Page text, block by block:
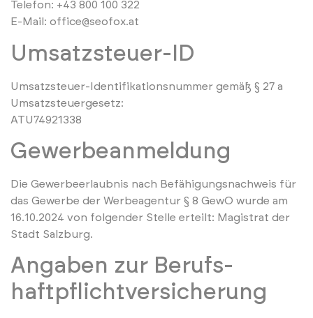
Telefon: +43 800 100 322
E-Mail: office@seofox.at
Umsatzsteuer-ID
Umsatzsteuer-Identifikationsnummer gemäß § 27 a
Umsatzsteuergesetz:
ATU74921338
Gewerbeanmeldung
Die Gewerbeerlaubnis nach Befähigungsnachweis für
das Gewerbe der Werbeagentur § 8 GewO wurde am
16.10.2024 von folgender Stelle erteilt: Magistrat der
Stadt Salzburg.
Angaben zur Berufs­
haftpflicht­versicherung